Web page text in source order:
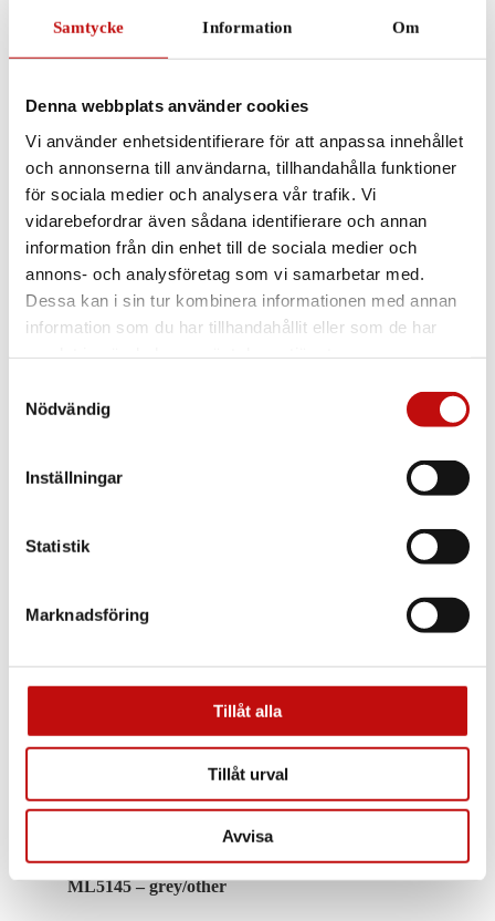
Samtycke Information Om
Denna webbplats använder cookies
Vi använder enhetsidentifierare för att anpassa innehållet
och annonserna till användarna, tillhandahålla funktioner
för sociala medier och analysera vår trafik. Vi
vidarebefordrar även sådana identifierare och annan
information från din enhet till de sociala medier och
annons- och analysföretag som vi samarbetar med.
Dessa kan i sin tur kombinera informationen med annan
information som du har tillhandahållit eller som de har
Nödvändig
Inställningar
Statistik
Marknadsföring
Tillåt alla
Tillåt urval
Avvisa
Carolina Herrera
Carrera
Moncler
ML5145 – grey/other